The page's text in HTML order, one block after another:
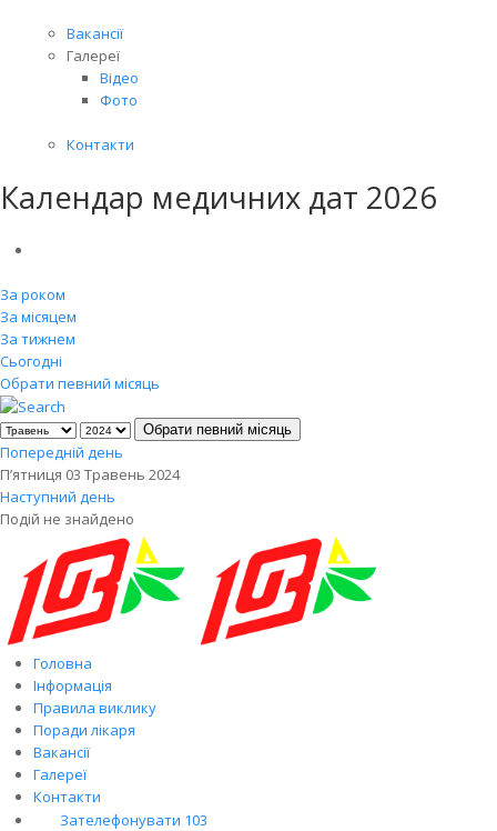
Вакансії
Галереї
Відео
Фото
Контакти
Календар медичних дат 2026
За роком
За місяцем
За тижнем
Сьогодні
Обрати певний місяць
Обрати певний місяць
Попередній день
П’ятниця 03 Травень 2024
Наступний день
Подій не знайдено
Головна
Інформація
Правила виклику
Поради лікаря
Вакансії
Галереї
Контакти
Зателефонувати 103